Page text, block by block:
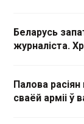
Беларусь
журналіста.
Палова
сваёй арміі ў